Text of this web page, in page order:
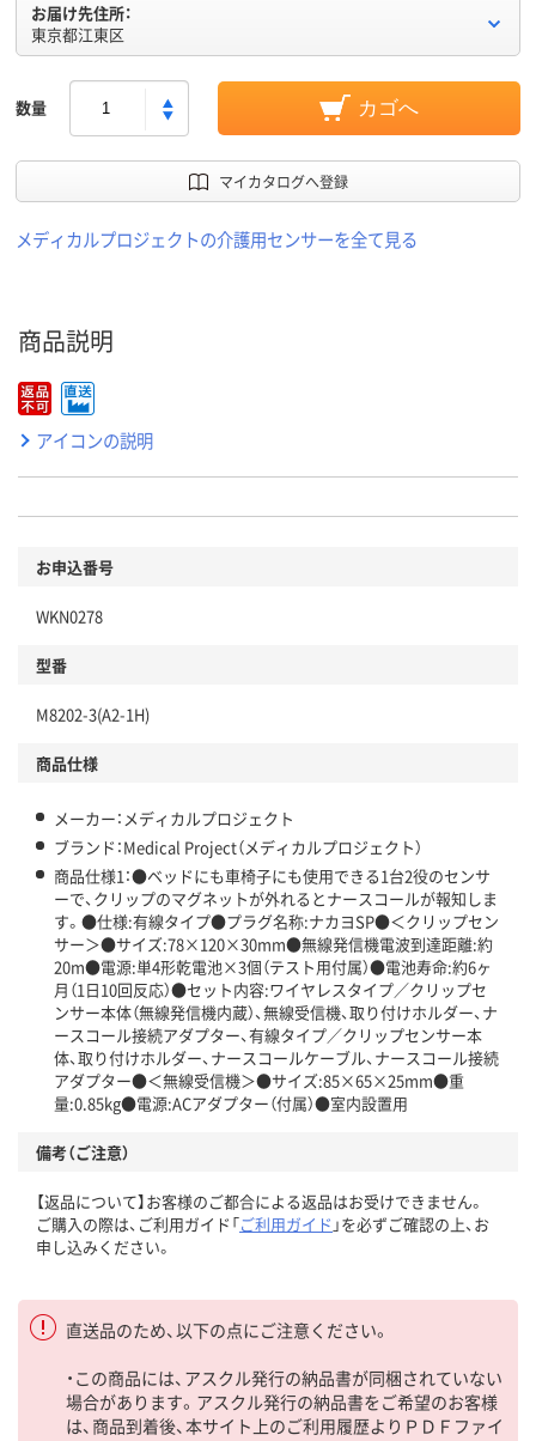
お届け先住所：
東京都江東区
数量 カゴへ
マイカタログへ登録
メディカルプロジェクトの介護用センサーを全て見る
商品説明
アイコンの説明
お申込番号
WKN0278
型番
M8202-3(A2-1H)
商品仕様
メーカー：メディカルプロジェクト
ブランド：Medical Project（メディカルプロジェクト）
商品仕様1：●ベッドにも車椅子にも使用できる1台2役のセンサ
ーで、クリップのマグネットが外れるとナースコールが報知しま
す。●仕様:有線タイプ●プラグ名称:ナカヨSP●＜クリップセン
サー＞●サイズ:78×120×30mm●無線発信機電波到達距離:約
20m●電源:単4形乾電池×3個（テスト用付属）●電池寿命:約6ヶ
月（1日10回反応）●セット内容:ワイヤレスタイプ／クリップセ
ンサー本体（無線発信機内蔵）、無線受信機、取り付けホルダー、ナ
ースコール接続アダプター、有線タイプ／クリップセンサー本
体、取り付けホルダー、ナースコールケーブル、ナースコール接続
アダプター●＜無線受信機＞●サイズ:85×65×25mm●重
量:0.85kg●電源:ACアダプター（付属）●室内設置用
備考（ご注意）
【返品について】お客様のご都合による返品はお受けできません。
ご購入の際は、ご利用ガイド「ご利用ガイド 」を必ずご確認の上、お
申し込みください。
直送品のため、以下の点にご注意ください。
・この商品には、アスクル発行の納品書が同梱されていない
場合があります。アスクル発行の納品書をご希望のお客様
は、商品到着後、本サイト上のご利用履歴よりＰＤＦファイ